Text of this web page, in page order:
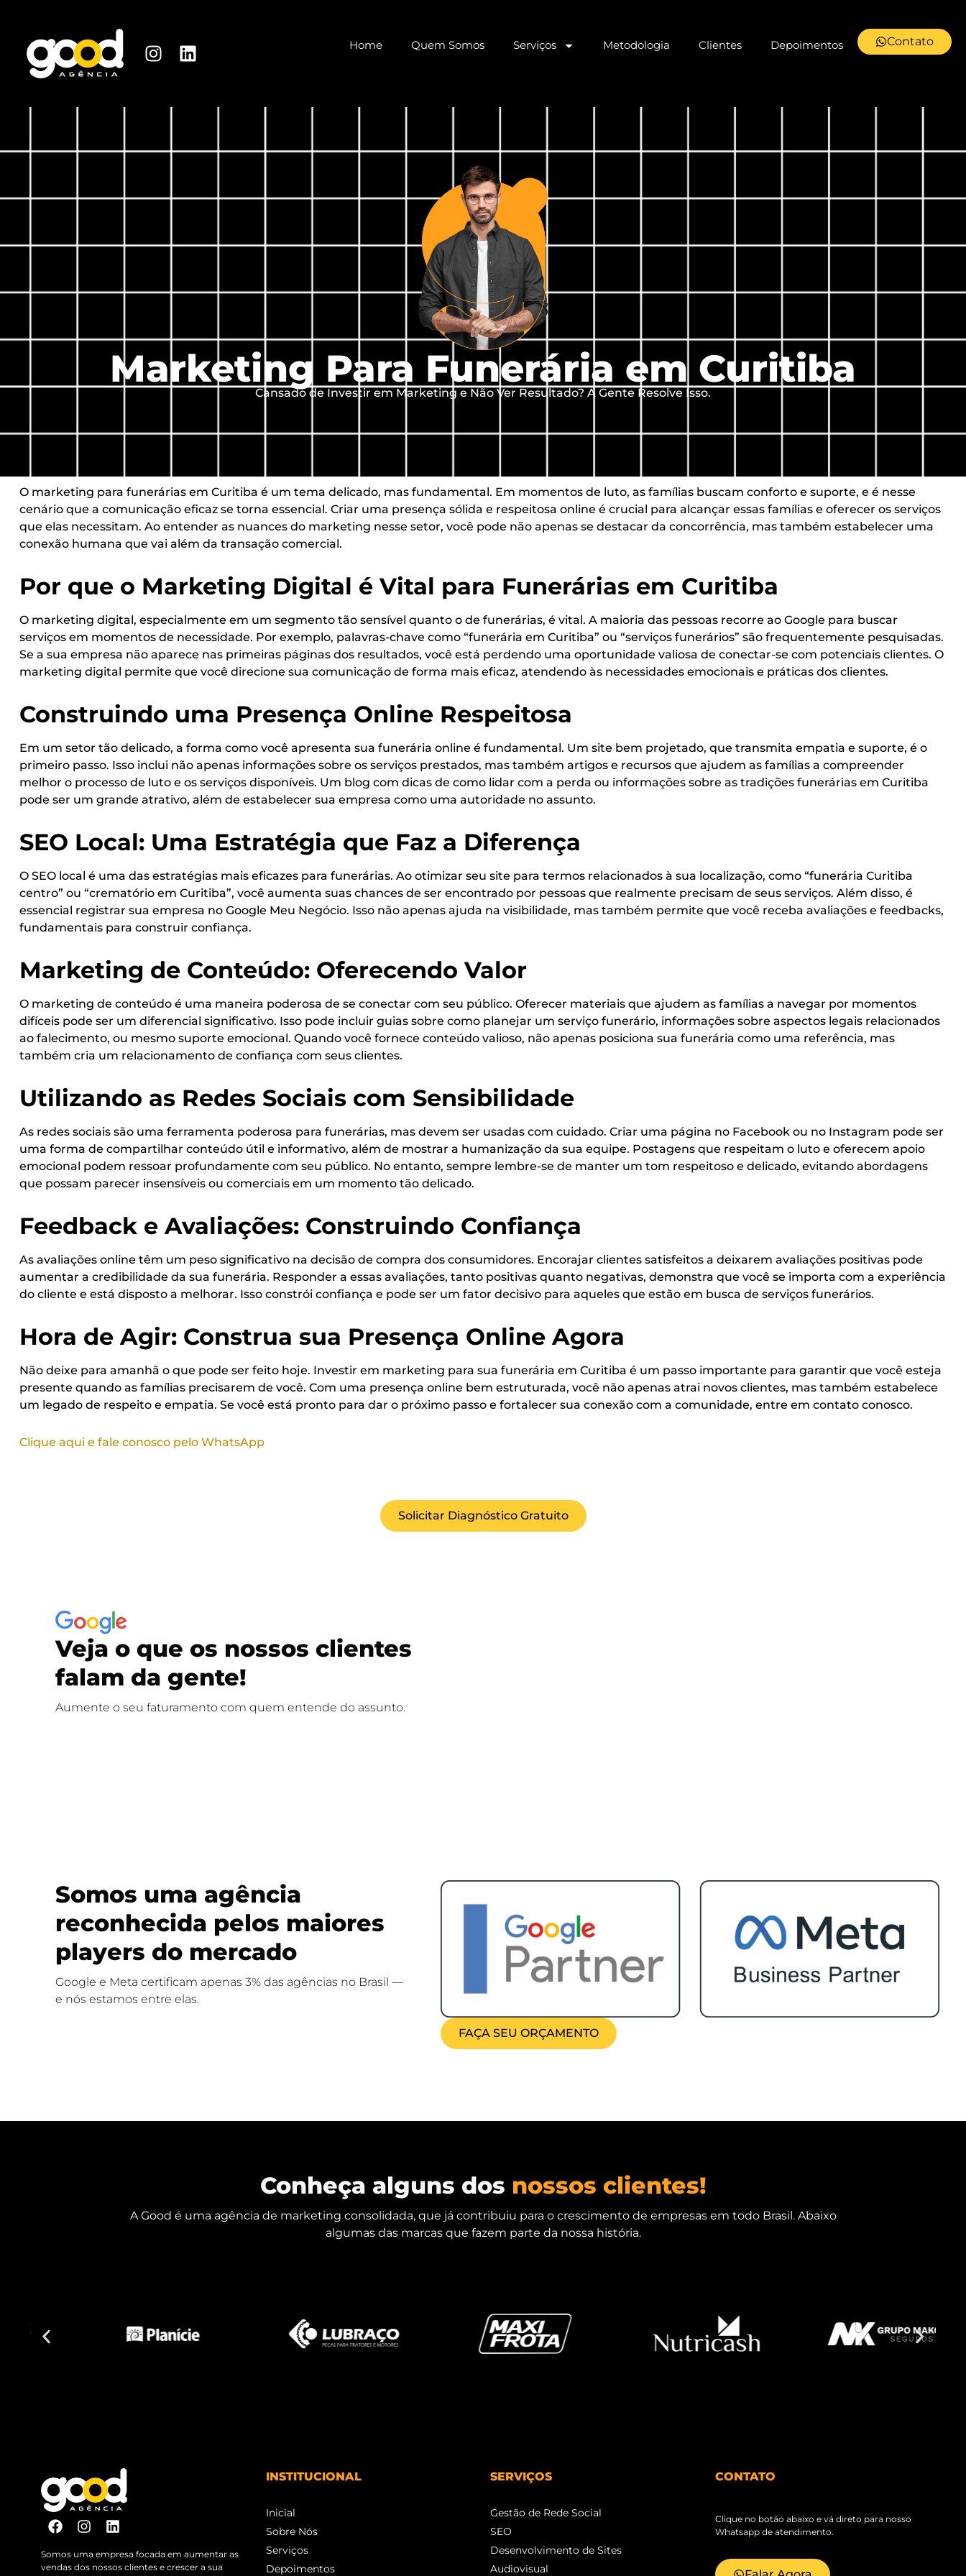
Home Quem Somos Serviços Metodologia Clientes Depoimentos Contato
Marketing Para Funerária em Curitiba
Cansado de Investir em Marketing e Não Ver Resultado? A Gente Resolve Isso.
O marketing para funerárias em Curitiba é um tema delicado, mas fundamental. Em momentos de luto, as famílias buscam conforto e suporte, e é nesse
cenário que a comunicação eficaz se torna essencial. Criar uma presença sólida e respeitosa online é crucial para alcançar essas famílias e oferecer os serviços
que elas necessitam. Ao entender as nuances do marketing nesse setor, você pode não apenas se destacar da concorrência, mas também estabelecer uma
conexão humana que vai além da transação comercial.
Por que o Marketing Digital é Vital para Funerárias em Curitiba
O marketing digital, especialmente em um segmento tão sensível quanto o de funerárias, é vital. A maioria das pessoas recorre ao Google para buscar
serviços em momentos de necessidade. Por exemplo, palavras-chave como “funerária em Curitiba” ou “serviços funerários” são frequentemente pesquisadas.
Se a sua empresa não aparece nas primeiras páginas dos resultados, você está perdendo uma oportunidade valiosa de conectar-se com potenciais clientes. O
marketing digital permite que você direcione sua comunicação de forma mais eficaz, atendendo às necessidades emocionais e práticas dos clientes.
Construindo uma Presença Online Respeitosa
Em um setor tão delicado, a forma como você apresenta sua funerária online é fundamental. Um site bem projetado, que transmita empatia e suporte, é o
primeiro passo. Isso inclui não apenas informações sobre os serviços prestados, mas também artigos e recursos que ajudem as famílias a compreender
melhor o processo de luto e os serviços disponíveis. Um blog com dicas de como lidar com a perda ou informações sobre as tradições funerárias em Curitiba
pode ser um grande atrativo, além de estabelecer sua empresa como uma autoridade no assunto.
SEO Local: Uma Estratégia que Faz a Diferença
O SEO local é uma das estratégias mais eficazes para funerárias. Ao otimizar seu site para termos relacionados à sua localização, como “funerária Curitiba
centro” ou “crematório em Curitiba”, você aumenta suas chances de ser encontrado por pessoas que realmente precisam de seus serviços. Além disso, é
essencial registrar sua empresa no Google Meu Negócio. Isso não apenas ajuda na visibilidade, mas também permite que você receba avaliações e feedbacks,
fundamentais para construir confiança.
Marketing de Conteúdo: Oferecendo Valor
O marketing de conteúdo é uma maneira poderosa de se conectar com seu público. Oferecer materiais que ajudem as famílias a navegar por momentos
difíceis pode ser um diferencial significativo. Isso pode incluir guias sobre como planejar um serviço funerário, informações sobre aspectos legais relacionados
ao falecimento, ou mesmo suporte emocional. Quando você fornece conteúdo valioso, não apenas posiciona sua funerária como uma referência, mas
também cria um relacionamento de confiança com seus clientes.
Utilizando as Redes Sociais com Sensibilidade
As redes sociais são uma ferramenta poderosa para funerárias, mas devem ser usadas com cuidado. Criar uma página no Facebook ou no Instagram pode ser
uma forma de compartilhar conteúdo útil e informativo, além de mostrar a humanização da sua equipe. Postagens que respeitam o luto e oferecem apoio
emocional podem ressoar profundamente com seu público. No entanto, sempre lembre-se de manter um tom respeitoso e delicado, evitando abordagens
que possam parecer insensíveis ou comerciais em um momento tão delicado.
Feedback e Avaliações: Construindo Confiança
As avaliações online têm um peso significativo na decisão de compra dos consumidores. Encorajar clientes satisfeitos a deixarem avaliações positivas pode
aumentar a credibilidade da sua funerária. Responder a essas avaliações, tanto positivas quanto negativas, demonstra que você se importa com a experiência
do cliente e está disposto a melhorar. Isso constrói confiança e pode ser um fator decisivo para aqueles que estão em busca de serviços funerários.
Hora de Agir: Construa sua Presença Online Agora
Não deixe para amanhã o que pode ser feito hoje. Investir em marketing para sua funerária em Curitiba é um passo importante para garantir que você esteja
presente quando as famílias precisarem de você. Com uma presença online bem estruturada, você não apenas atrai novos clientes, mas também estabelece
um legado de respeito e empatia. Se você está pronto para dar o próximo passo e fortalecer sua conexão com a comunidade, entre em contato conosco.
Clique aqui e fale conosco pelo WhatsApp
Solicitar Diagnóstico Gratuito
Veja o que os nossos clientes
falam da gente!
Aumente o seu faturamento com quem entende do assunto.
Somos uma agência
reconhecida pelos maiores
players do mercado
Google e Meta certificam apenas 3% das agências no Brasil —
e nós estamos entre elas.
FAÇA SEU ORÇAMENTO
Conheça alguns dos nossos clientes!
A Good é uma agência de marketing consolidada, que já contribuiu para o crescimento de empresas em todo Brasil. Abaixo
algumas das marcas que fazem parte da nossa história.
Somos uma empresa focada em aumentar as
vendas dos nossos clientes e crescer a sua
INSTITUCIONAL
Inicial
Sobre Nós
Serviços
Depoimentos
SERVIÇOS
Gestão de Rede Social
SEO
Desenvolvimento de Sites
Audiovisual
CONTATO
Clique no botão abaixo e vá direto para nosso
Whatsapp de atendimento.